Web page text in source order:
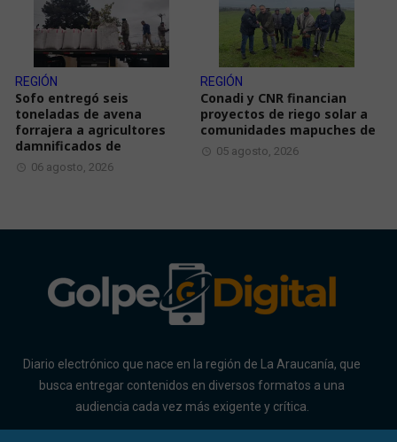
REGIÓN
Sofo entregó seis
toneladas de avena
forrajera a agricultores
damnificados de
06 agosto, 2026
REGIÓN
Conadi y CNR financian
proyectos de riego solar a
comunidades mapuches de
05 agosto, 2026
Diario electrónico que nace en la región de La Araucanía, que
busca entregar contenidos en diversos formatos a una
audiencia cada vez más exigente y crítica.